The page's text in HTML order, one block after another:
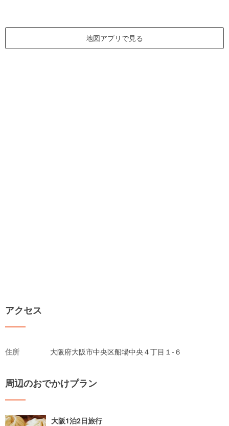
地図アプリで見る
アクセス
住所 大阪府大阪市中央区船場中央４丁目１-６
周辺のおでかけプラン
大阪1泊2日旅行